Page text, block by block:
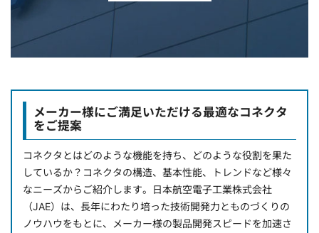
メーカー様にご満足いただける最適なコネクタ
をご提案
コネクタとはどのような機能を持ち、どのような役割を果た
しているか？コネクタの構造、基本性能、トレンドなど様々
なニーズからご紹介します。日本航空電子工業株式会社
（JAE）は、長年にわたり培った技術開発力とものづくりの
ノウハウをもとに、メーカー様の製品開発スピードを加速さ